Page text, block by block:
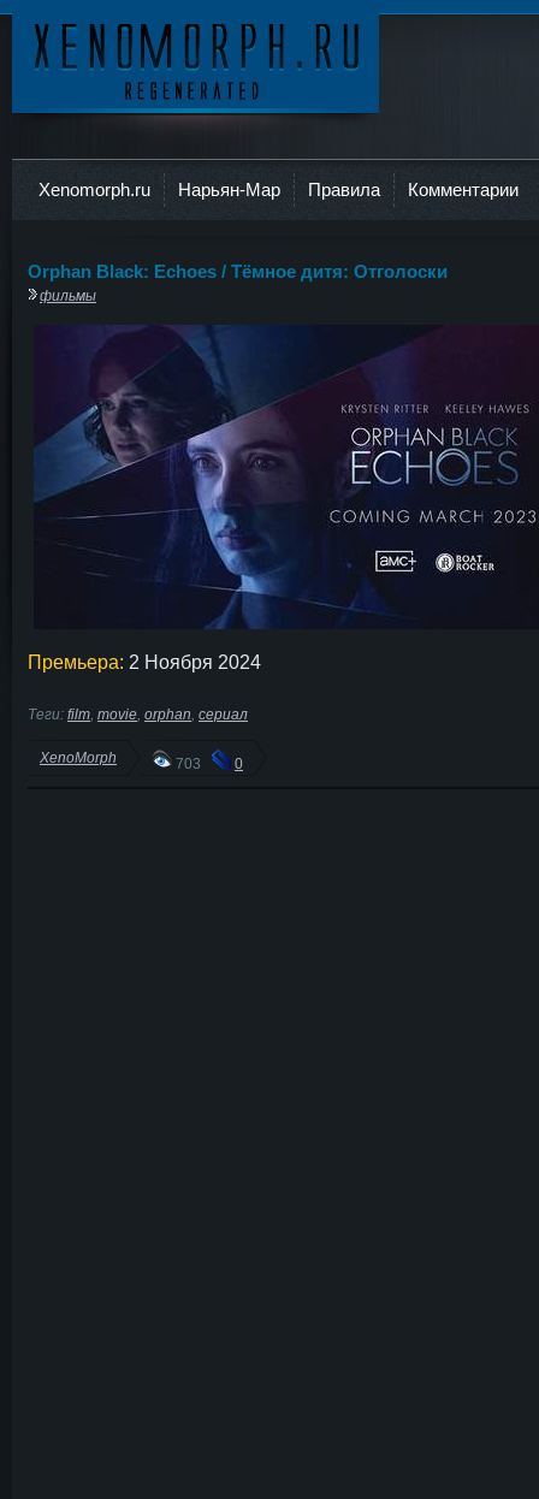
Xenomorph.ru Нарьян-Мар Правила Комментарии
Orphan Black: Echoes / Тёмное дитя: Отголоски
фильмы
Премьера: 2 Ноября 2024
Теги: film movie orphan сериал
XenoMorph 703 0